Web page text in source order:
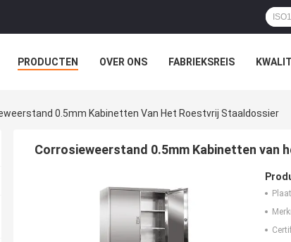
PRODUCTEN OVER ONS FABRIEKSREIS
0.5mm Kabinetten Van Het Roestvrij Staaldossier
Corrosieweerstand 0.5mm Kabinetten van